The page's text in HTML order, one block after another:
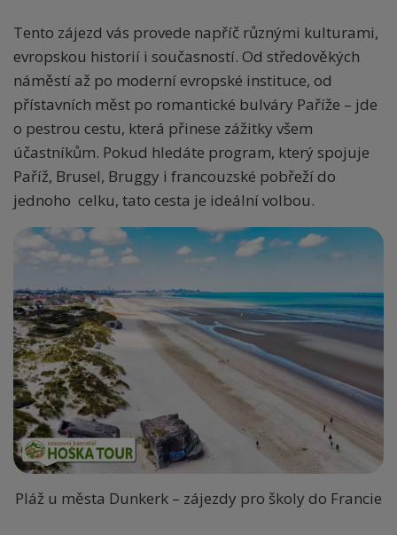
Tento zájezd vás provede napříč různými kulturami,
evropskou historií i současností. Od středověkých
náměstí až po moderní evropské instituce, od
přístavních měst po romantické bulváry Paříže – jde
o pestrou cestu, která přinese zážitky všem
účastníkům. Pokud hledáte program, který spojuje
Paříž, Brusel, Bruggy i francouzské pobřeží do
jednoho celku, tato cesta je ideální volbou.
Pláž u města Dunkerk – zájezdy pro školy do Francie